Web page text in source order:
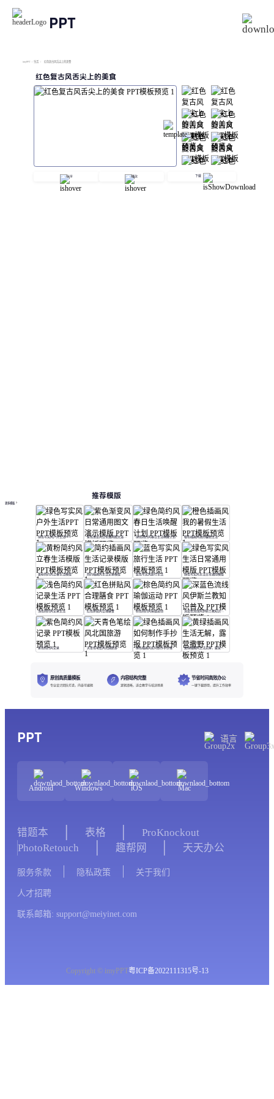
PPT
imyPPT / 生活 / 红色复古风舌尖上的美食
红色复古风舌尖上的美食
分享 播放 下载
推荐模版
更多模板
绿色写实风户外生活PPT 紫色渐变风日常通用图文演示模版 绿色简约风春日生活唤醒计划 橙色插画风我的暑假生活
黄粉简约风立春生活模版 简约插画风生活记录模版 蓝色写实风旅行生活 绿色写实风生活日常通用模版
浅色简约风记录生活 红色拼贴风合理膳食 棕色简约风瑜伽运动 深蓝色流线风伊斯兰教知识普及
紫色简约风记录 天青色笔绘风北国旅游 绿色插画风如何制作手抄报 黄绿插画风生活无解，露营撒野
原创高质量模板
专业设计团队打造，内容可编辑
内容结构完整
逻辑清晰，适合教学与培训场景
节省时间高效办公
一键下载即用，提升工作效率
PPT 语言
Android Windows iOS Mac
错题本 表格
ProKnockout
PhotoRetouch
趣帮网 天天办公
服务条款 隐私政策 关于我们
人才招聘
联系邮箱: support@meiyinet.com
Copyright © imyPPT粤ICP备2022111315号-13